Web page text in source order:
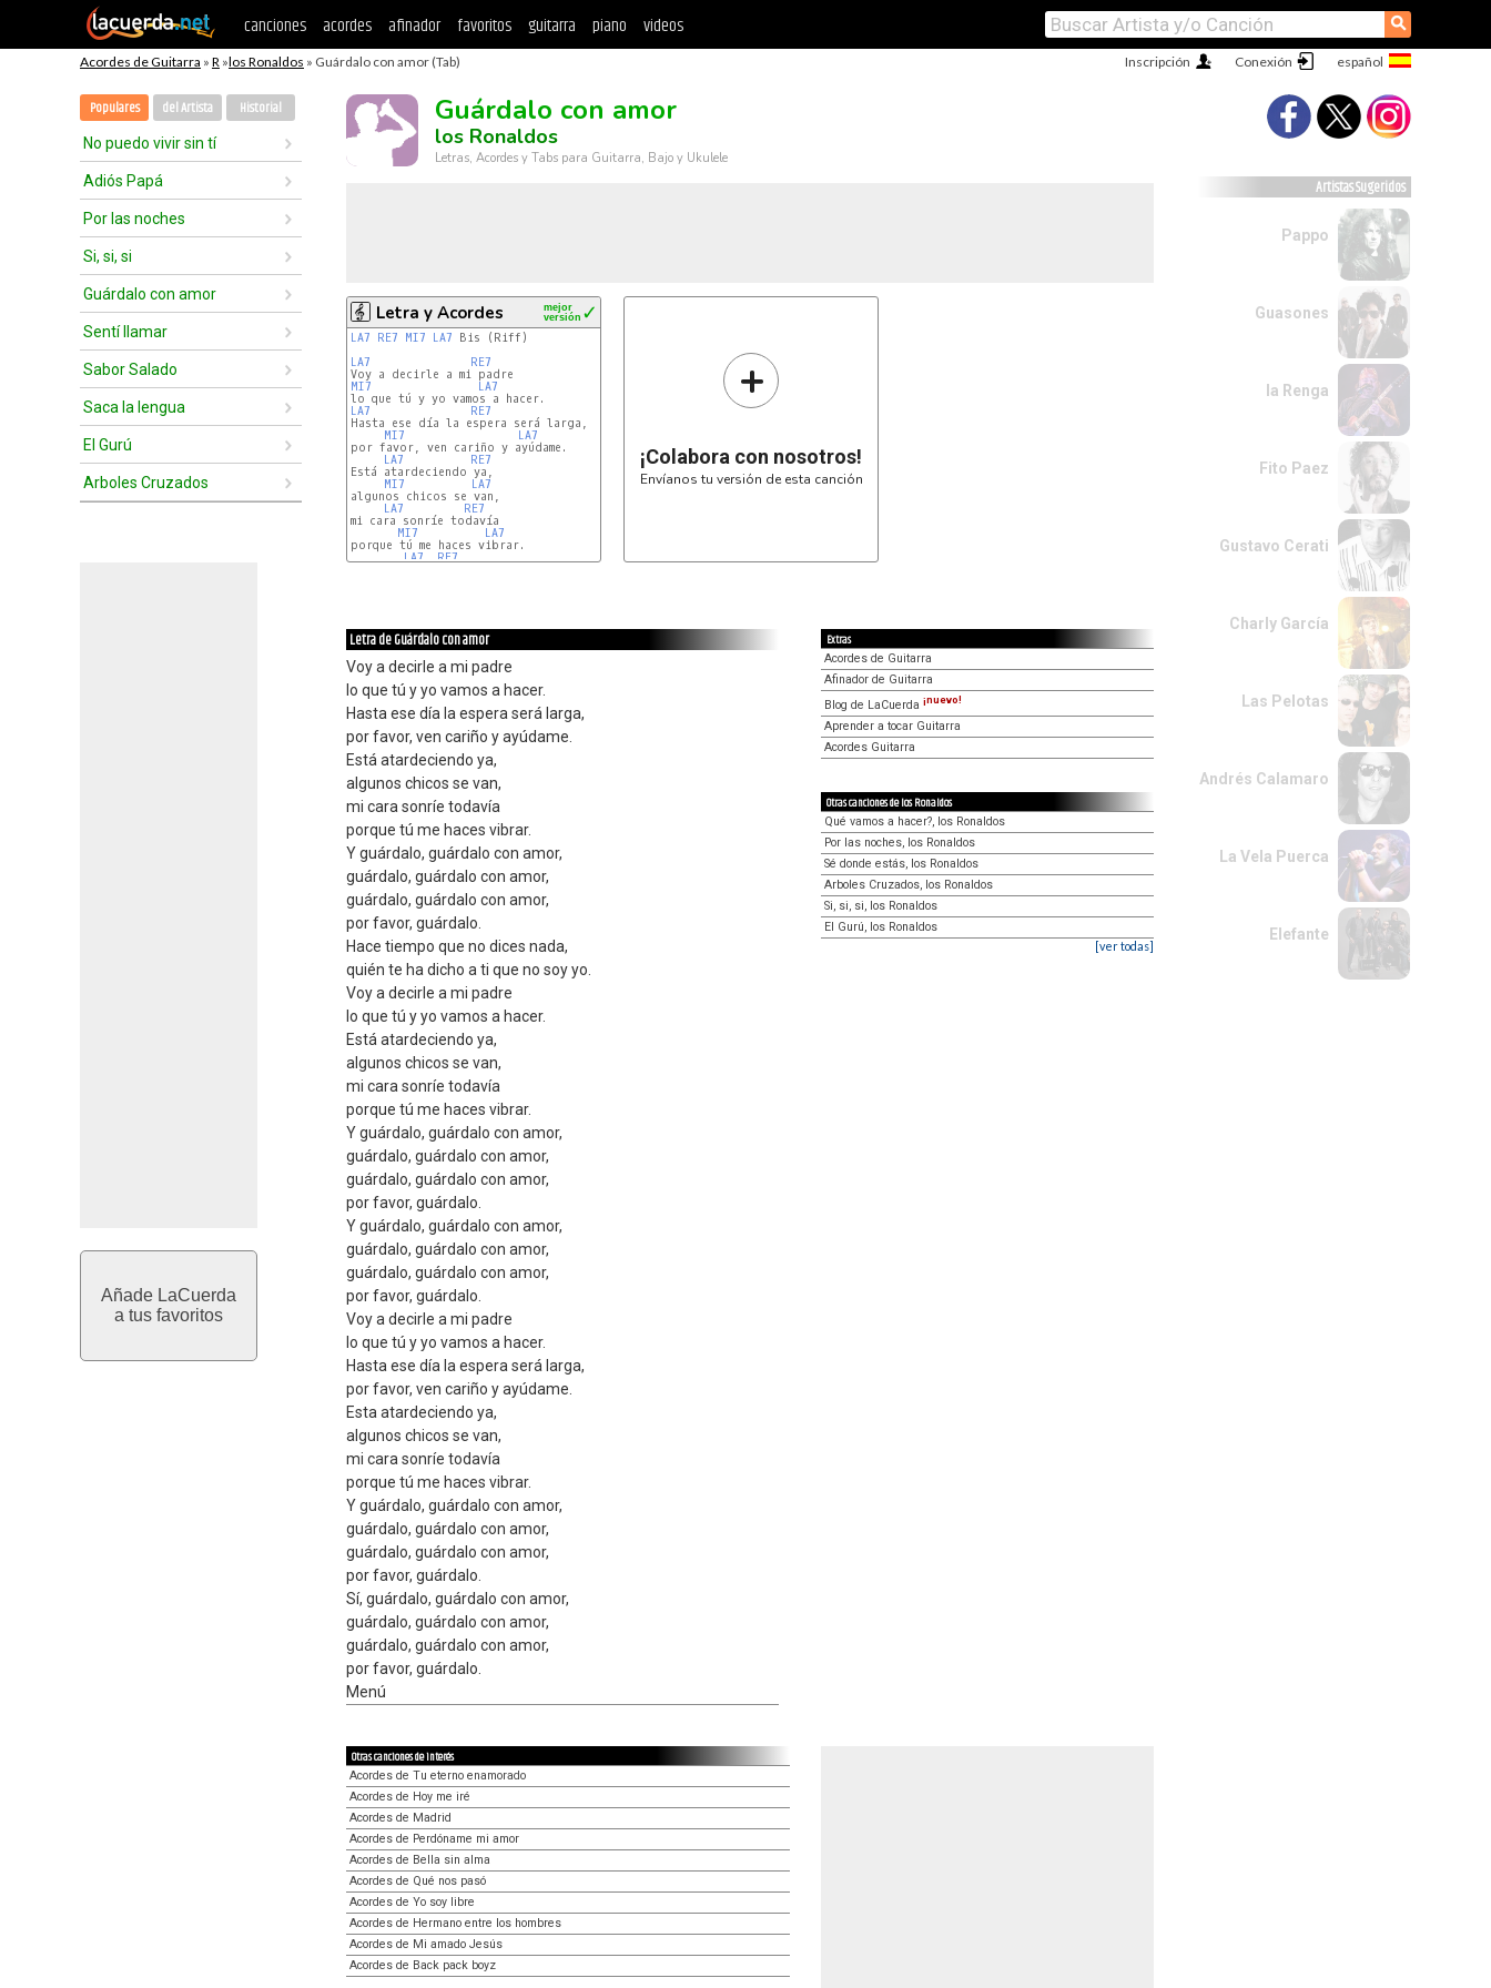
canciones acordes afinador favoritos guitarra piano videos ⚲
Acordes de Guitarra » R »los Ronaldos » Guárdalo con amor (Tab) Conexión
Inscripción
Populares del Artista Historial
No puedo vivir sin tí
Adiós Papá
Por las noches
Si, si, si
Guárdalo con amor
Sentí llamar
Sabor Salado
Saca la lengua
El Gurú
Arboles Cruzados
Añade LaCuerda
a tus favoritos
Guárdalo con amor
los Ronaldos
Letras, Acordes y Tabs para Guitarra, Bajo y Ukulele
Letra y Acordes ✓
mejor
versión
LA7 RE7 MI7 LA7 Bis (Riff)
LA7
RE7
MI7
LA7
LA7
RE7
Hasta ese día la espera será larga,
MI7
LA7
por favor, ven cariño y ayúdame.
LA7
RE7
Está atardeciendo ya,
MI7
LA7
algunos chicos se van,
LA7
RE7
mi cara sonríe todavía
MI7
LA7
porque tú me haces vibrar.
LA7
RE7
+
¡Colabora con nosotros!
Envíanos tu versión de esta canción
Letra de Guárdalo con amor
Voy a decirle a mi padre
lo que tú y yo vamos a hacer.
Hasta ese día la espera será larga,
por favor, ven cariño y ayúdame.
Está atardeciendo ya,
algunos chicos se van,
mi cara sonríe todavía
porque tú me haces vibrar.
Y guárdalo, guárdalo con amor,
guárdalo, guárdalo con amor,
guárdalo, guárdalo con amor,
por favor, guárdalo.
Hace tiempo que no dices nada,
quién te ha dicho a ti que no soy yo.
Voy a decirle a mi padre
lo que tú y yo vamos a hacer.
Está atardeciendo ya,
algunos chicos se van,
mi cara sonríe todavía
porque tú me haces vibrar.
Y guárdalo, guárdalo con amor,
guárdalo, guárdalo con amor,
guárdalo, guárdalo con amor,
por favor, guárdalo.
Y guárdalo, guárdalo con amor,
guárdalo, guárdalo con amor,
guárdalo, guárdalo con amor,
por favor, guárdalo.
Voy a decirle a mi padre
lo que tú y yo vamos a hacer.
Hasta ese día la espera será larga,
por favor, ven cariño y ayúdame.
Esta atardeciendo ya,
algunos chicos se van,
mi cara sonríe todavía
porque tú me haces vibrar.
Y guárdalo, guárdalo con amor,
guárdalo, guárdalo con amor,
guárdalo, guárdalo con amor,
por favor, guárdalo.
Sí, guárdalo, guárdalo con amor,
guárdalo, guárdalo con amor,
guárdalo, guárdalo con amor,
por favor, guárdalo.
Menú
Extras
Acordes de Guitarra
Afinador de Guitarra
Blog de LaCuerda ¡nuevo!
Aprender a tocar Guitarra
Acordes Guitarra
Otras canciones de los Ronaldos
Qué vamos a hacer?, los Ronaldos
Por las noches, los Ronaldos
Sé donde estás, los Ronaldos
Arboles Cruzados, los Ronaldos
Si, si, si, los Ronaldos
El Gurú, los Ronaldos
[ver todas]
Otras canciones de interés
Acordes de Tu eterno enamorado
Acordes de Hoy me iré
Acordes de Madrid
Acordes de Perdóname mi amor
Acordes de Bella sin alma
Acordes de Qué nos pasó
Acordes de Yo soy libre
Acordes de Hermano entre los hombres
Acordes de Mi amado Jesús
Acordes de Back pack boyz
Artistas Sugeridos
Pappo
Guasones
la Renga
Fito Paez
Gustavo Cerati
Charly García
Las Pelotas
Andrés Calamaro
La Vela Puerca
Elefante